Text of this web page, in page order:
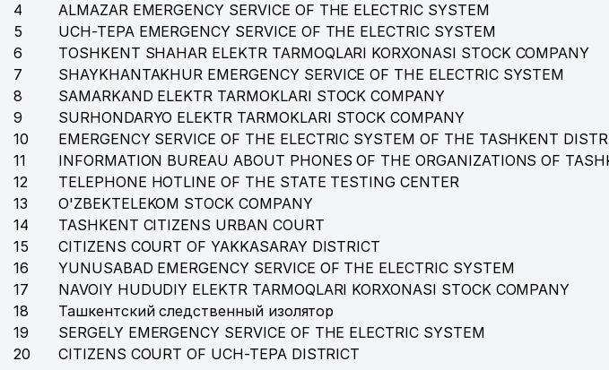
4
ALMAZAR EMERGENCY SERVICE OF THE ELECTRIC SYSTEM
5
UCH-TEPA EMERGENCY SERVICE OF THE ELECTRIC SYSTEM
6
TOSHKENT SHAHAR ELEKTR TARMOQLARI KORXONASI STOCK COMPANY
7
SHAYKHANTAKHUR EMERGENCY SERVICE OF THE ELECTRIC SYSTEM
8
SAMARKAND ELEKTR TARMOKLARI STOCK COMPANY
9
SURHONDARYO ELEKTR TARMOKLARI STOCK COMPANY
10
EMERGENCY SERVICE OF THE ELECTRIC SYSTEM OF THE TASHKENT
11
INFORMATION BUREAU ABOUT PHONES OF THE ORGANIZATIONS OF
12
TELEPHONE HOTLINE OF THE STATE TESTING CENTER
13
O'ZBEKTELEKOM STOCK COMPANY
14
TASHKENT CITIZENS URBAN COURT
15
CITIZENS COURT OF YAKKASARAY DISTRICT
16
YUNUSABAD EMERGENCY SERVICE OF THE ELECTRIC SYSTEM
17
NAVOIY HUDUDIY ELEKTR TARMOQLARI KORXONASI STOCK COMPANY
18
Ташкентский следственный изолятор
19
SERGELY EMERGENCY SERVICE OF THE ELECTRIC SYSTEM
20
CITIZENS COURT OF UCH-TEPA DISTRICT